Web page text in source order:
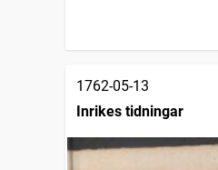
1762-05-13
Inrikes tidningar